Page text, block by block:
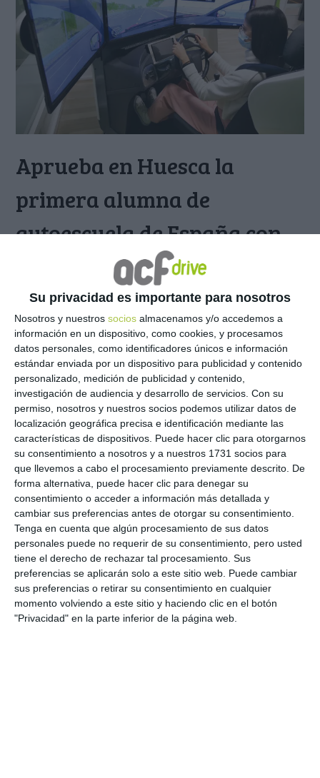
Su privacidad es importante para nosotros
Nosotros y nuestros socios almacenamos y/o accedemos a
información en un dispositivo, como cookies, y procesamos
datos personales, como identificadores únicos e información
estándar enviada por un dispositivo para publicidad y contenido
personalizado, medición de publicidad y contenido,
investigación de audiencia y desarrollo de servicios. Con su
permiso, nosotros y nuestros socios podemos utilizar datos de
localización geográfica precisa e identificación mediante las
características de dispositivos. Puede hacer clic para otorgarnos
su consentimiento a nosotros y a nuestros 1731 socios para
que llevemos a cabo el procesamiento previamente descrito. De
forma alternativa, puede hacer clic para denegar su
consentimiento o acceder a información más detallada y
cambiar sus preferencias antes de otorgar su consentimiento.
Tenga en cuenta que algún procesamiento de sus datos
personales puede no requerir de su consentimiento, pero usted
tiene el derecho de rechazar tal procesamiento. Sus
preferencias se aplicarán solo a este sitio web. Puede cambiar
sus preferencias o retirar su consentimiento en cualquier
momento volviendo a este sitio y haciendo clic en el botón
"Privacidad" en la parte inferior de la página web.
Aprueba en Huesca la
primera alumna de
autoescuela de España con
un 50% de prácticas en un
simulador
11 febrero, 2022 acfdrive Noticias
María Gracia Cadarso, una estudiante
de Enfermería de 20 años, natural de Gurrea de
Gállego, se ha convertido en la primera alumna de
España en sacarse el carnet tipo B tras haber recibido
un 50% de sus prácticas en un simulador de coche. Y lo
ha…
LEER MÁS